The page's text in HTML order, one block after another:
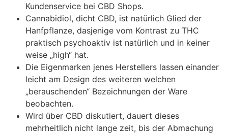
Kundenservice bei CBD Shops.
Cannabidiol, dicht CBD, ist natürlich Glied der
Hanfpflanze, dasjenige vom Kontrast zu THC
praktisch psychoaktiv ist natürlich und in keiner
weise „high“ hat.
Die Eigenmarken jenes Herstellers lassen einander
leicht am Design des weiteren welchen
„berauschenden“ Bezeichnungen der Ware
beobachten.
Wird über CBD diskutiert, dauert dieses
mehrheitlich nicht lange zeit, bis der Abmachung